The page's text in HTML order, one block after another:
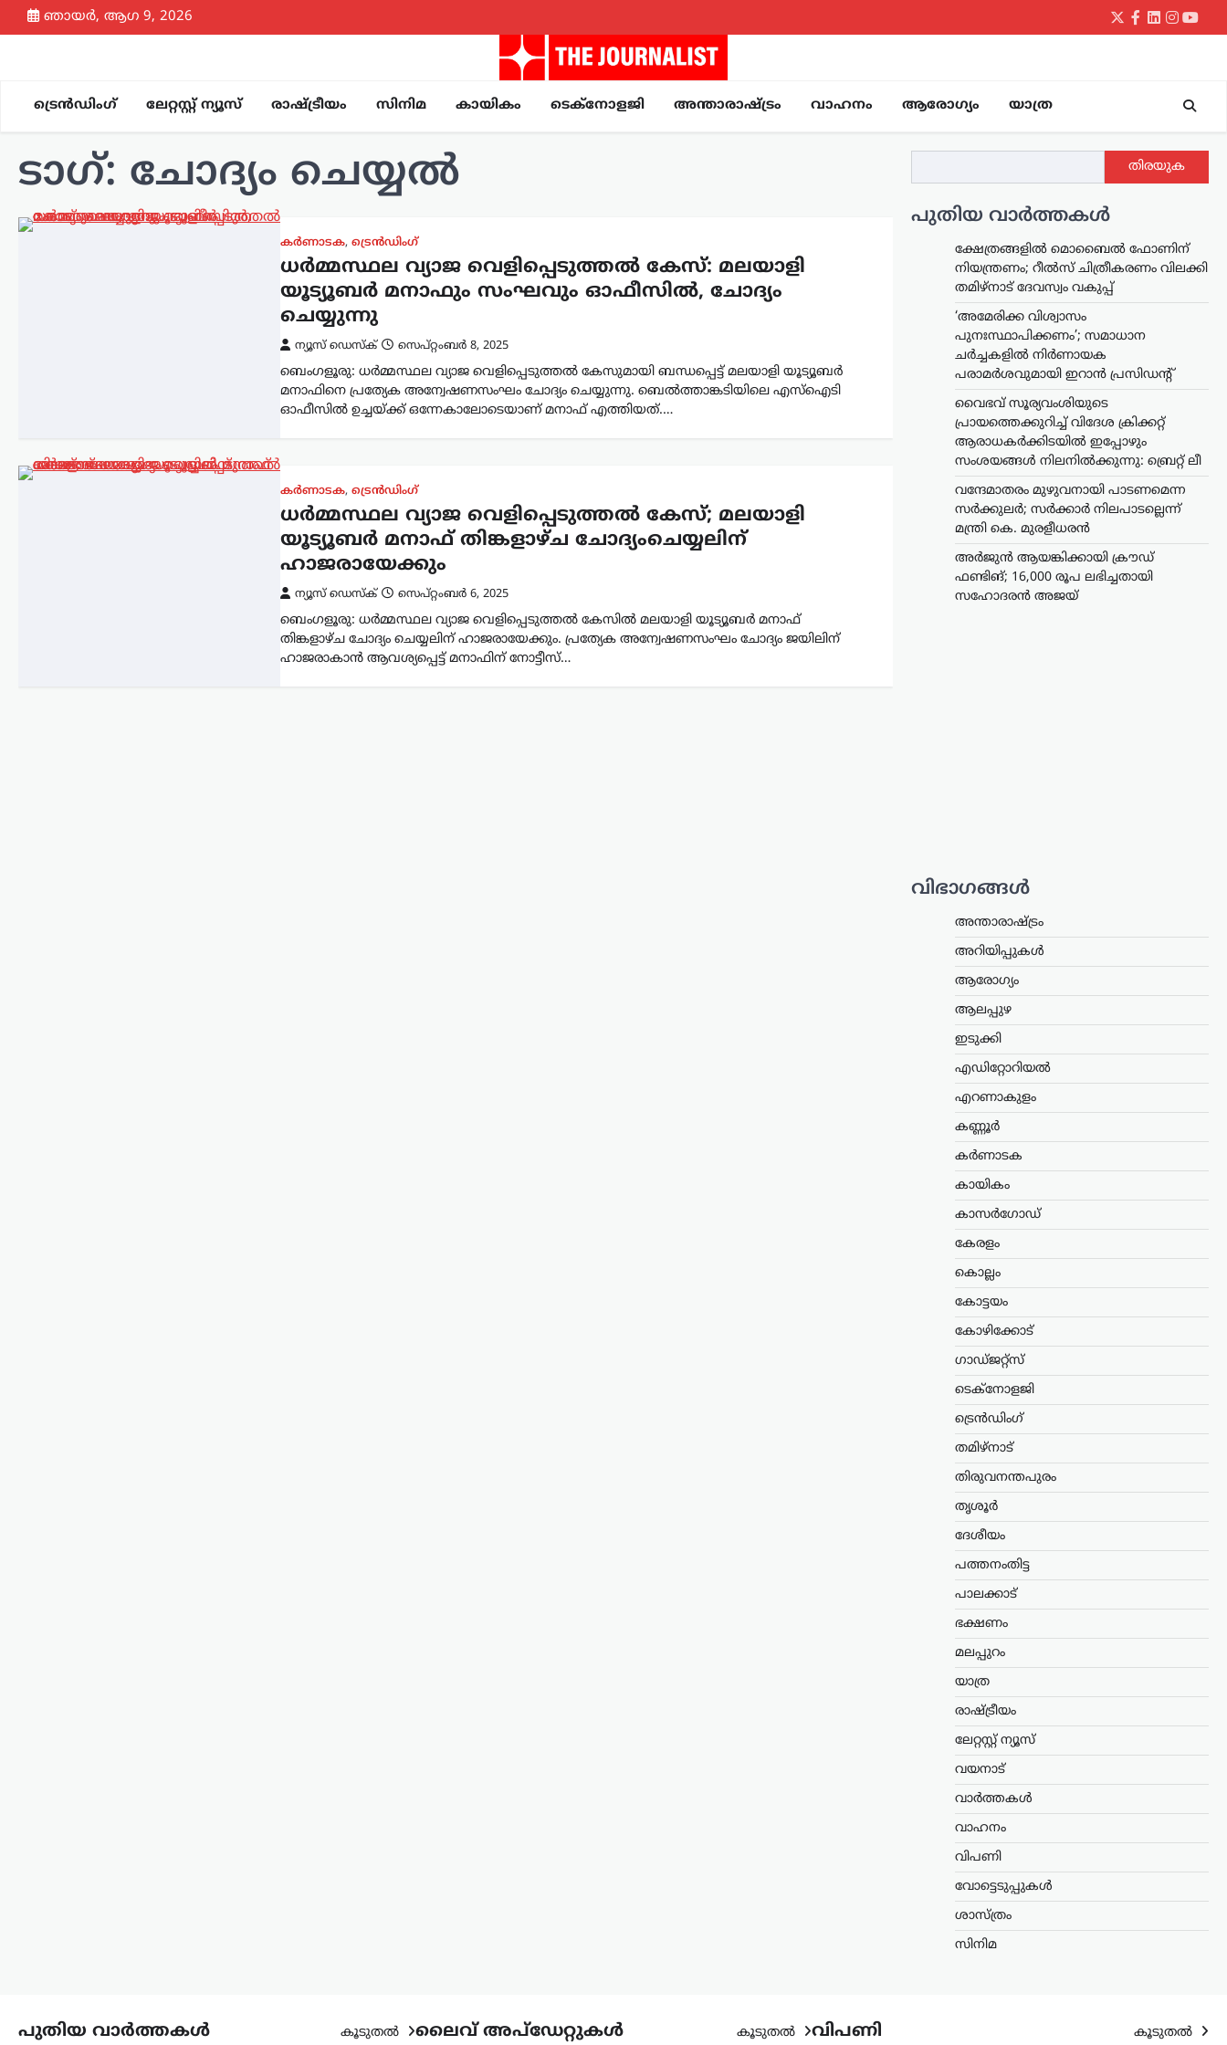
Skip
to
ഞായർ, ആഗ 9, 2026
Twitter
Facebook
LinkedIn
ട്രെൻഡിംഗ് ലേറ്റസ്റ്റ് ന്യൂസ് രാഷ്ട്രീയം സിനിമ കായികം ടെക്നോളജി അന്താരാഷ്ട്രം വാഹനം ആരോഗ്യം യാത്ര
ടാഗ്: ചോദ്യം ചെയ്യൽ
കർണാടക,ട്രെൻഡിംഗ്
ധർമ്മസ്ഥല വ്യാജ വെളിപ്പെടുത്തൽ കേസ്: മലയാളി
യൂട്യൂബർ മനാഫും സംഘവും ഓഫീസിൽ, ചോദ്യം
ചെയ്യുന്നു
ന്യൂസ് ഡെസ്ക് സെപ്റ്റംബർ 8, 2025
ബെം​ഗളൂരു: ധർമ്മസ്ഥല വ്യാജ വെളിപ്പെടുത്തൽ കേസുമായി ബന്ധപ്പെട്ട് മലയാളി യൂട്യൂബർ
മനാഫിനെ പ്രത്യേക അന്വേഷണസംഘം ചോദ്യം ചെയ്യുന്നു. ബെൽത്താങ്കടിയിലെ എസ്ഐടി
ഓഫീസിൽ ഉച്ചയ്ക്ക് ഒന്നേകാലോടെയാണ് മനാഫ് എത്തിയത്.…
കർണാടക,ട്രെൻഡിംഗ്
ധർമ്മസ്ഥല വ്യാജ വെളിപ്പെടുത്തൽ കേസ്; മലയാളി
യൂട്യൂബർ മനാഫ് തിങ്കളാഴ്ച ചോദ്യംചെയ്യലിന്
ഹാജരായേക്കും
ന്യൂസ് ഡെസ്ക് സെപ്റ്റംബർ 6, 2025
ബെംഗളൂരു: ധർമ്മസ്ഥല വ്യാജ വെളിപ്പെടുത്തൽ കേസിൽ മലയാളി യൂട്യൂബർ മനാഫ്
തിങ്കളാഴ്ച ചോദ്യം ചെയ്യലിന് ഹാജരായേക്കും. പ്രത്യേക അന്വേഷണസംഘം ചോദ്യം ജയിലിന്
ഹാജരാകാൻ ആവശ്യപ്പെട്ട് മനാഫിന് നോട്ടീസ്…
തിരയുക
പുതിയ വാർത്തകൾ
ക്ഷേത്രങ്ങളിൽ മൊബൈൽ ഫോണിന്
നിയന്ത്രണം; റീൽസ് ചിത്രീകരണം വിലക്കി
തമിഴ്നാട് ദേവസ്വം വകുപ്പ്
‘അമേരിക്ക വിശ്വാസം
പുനഃസ്ഥാപിക്കണം’; സമാധാന
ചർച്ചകളിൽ നിർണായക
പരാമർശവുമായി ഇറാൻ പ്രസിഡന്റ്
വൈഭവ് സൂര്യവംശിയുടെ
പ്രായത്തെക്കുറിച്ച് വിദേശ ക്രിക്കറ്റ്
ആരാധകർക്കിടയിൽ ഇപ്പോഴും
സംശയങ്ങൾ നിലനിൽക്കുന്നു: ബ്രെറ്റ് ലീ
വന്ദേമാതരം മുഴുവനായി പാടണമെന്ന
സർക്കുലർ; സർക്കാർ നിലപാടല്ലെന്ന്
മന്ത്രി കെ. മുരളീധരൻ
അർജുൻ ആയങ്കിക്കായി ക്രൗഡ്
ഫണ്ടിങ്; 16,000 രൂപ ലഭിച്ചതായി
സഹോദരൻ അജയ്
വിഭാഗങ്ങൾ
അന്താരാഷ്ട്രം
അറിയിപ്പുകൾ
ആരോഗ്യം
ആലപ്പുഴ
ഇടുക്കി
എഡിറ്റോറിയൽ
എറണാകുളം
കണ്ണൂർ
കർണാടക
കായികം
കാസർഗോഡ്
കേരളം
കൊല്ലം
കോട്ടയം
കോഴിക്കോട്
ഗാഡ്ജറ്റ്സ്
ടെക്നോളജി
ട്രെൻഡിംഗ്
തമിഴ്നാട്
തിരുവനന്തപുരം
തൃശൂർ
ദേശീയം
പത്തനംതിട്ട
പാലക്കാട്
ഭക്ഷണം
മലപ്പുറം
യാത്ര
രാഷ്ട്രീയം
ലേറ്റസ്റ്റ് ന്യൂസ്
വയനാട്
വാർത്തകൾ
വാഹനം
വിപണി
വോട്ടെടുപ്പുകൾ
ശാസ്ത്രം
സിനിമ
പുതിയ വാർത്തകൾ കൂടുതൽ
പ്രതികരിച്ച് മന്ത്രി കെ. മുരളീധരൻ. കേന്ദ്ര
സർക്കാർ പ്രോട്ടോക്കോൾ കേരളത്തിൽ
ലൈവ് അപ്‌ഡേറ്റുകൾ കൂടുതൽ വിപണി കൂടുതൽ